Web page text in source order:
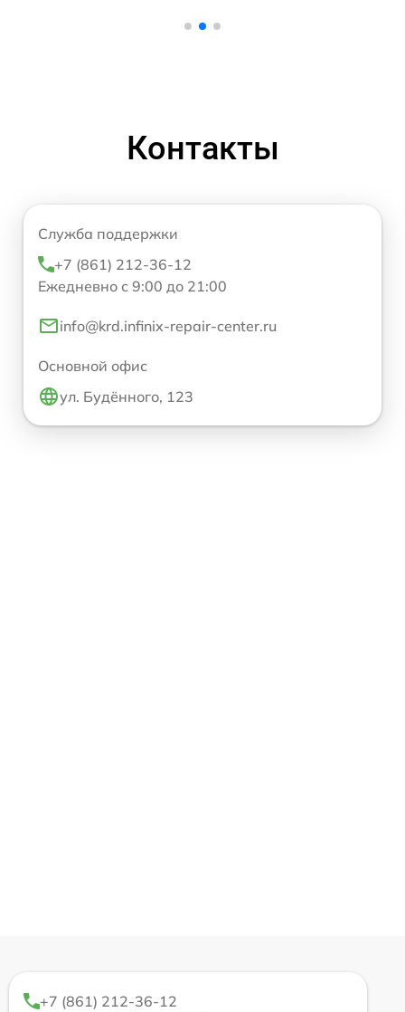
Контакты
Служба поддержки
+7 (861) 212-36-12
Ежедневно с 9:00 до 21:00
info@krd.infinix-repair-center.ru
Основной офис
ул. Будённого, 123
+7 (861) 212-36-12